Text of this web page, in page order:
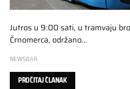
Jutros u 9:00 sati, u tramvaju
Črnomerca, održano…
NEWSBAR
PROČITAJ ČLANAK